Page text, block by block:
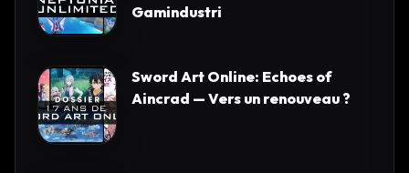
Gamindustri
Sword Art Online: Echoes of
Aincrad — Vers un renouveau ?